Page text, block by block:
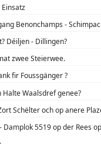
Benonchamps -
Déiljen - Dillingen?
zwee Steierwee.
fir Foussgänger ?
Halte Waalsdref genee?
Schëlter och op anere
Damplok 5519 op der Rees